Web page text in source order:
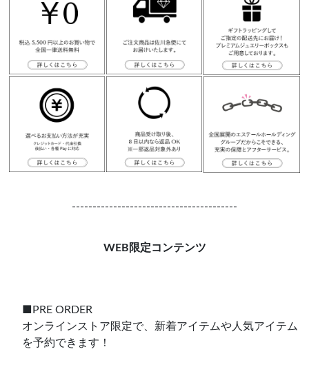
----------------------------------------
WEB限定コンテンツ
■PRE ORDER
オンラインストア限定で、新着アイテムや人気アイテム
を予約できます！